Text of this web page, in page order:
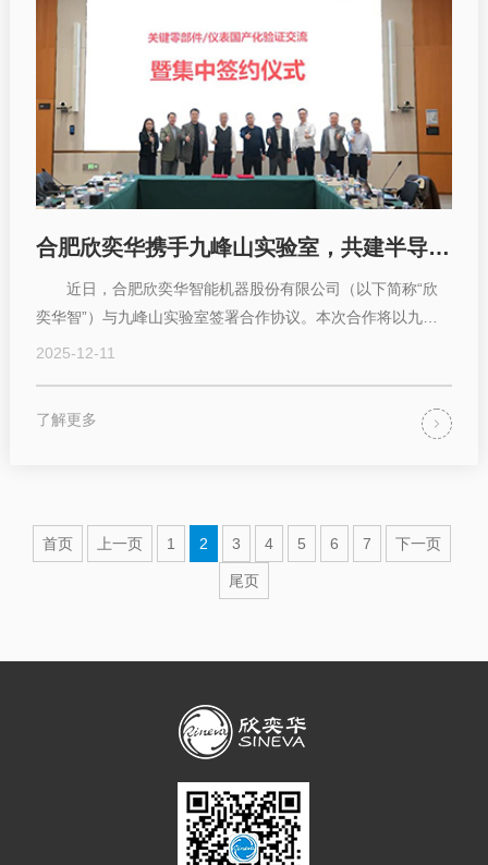
合肥欣奕华携手九峰山实验室，共建半导体设备国产化生态
近日，合肥欣奕华智能机器股份有限公司（以下简称“欣
奕华智”）与九峰山实验室签署合作协议。本次合作将以九峰
山实验室牵头的国产化验证平台为基础，进一步...
2025-12-11
了解更多
首页 上一页 1 2 3 4 5 6 7 下一页
尾页